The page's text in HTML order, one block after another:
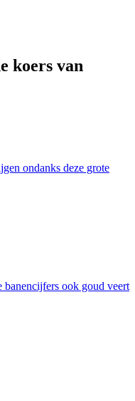
koers van
ondanks deze grote
banencijfers ook goud veert